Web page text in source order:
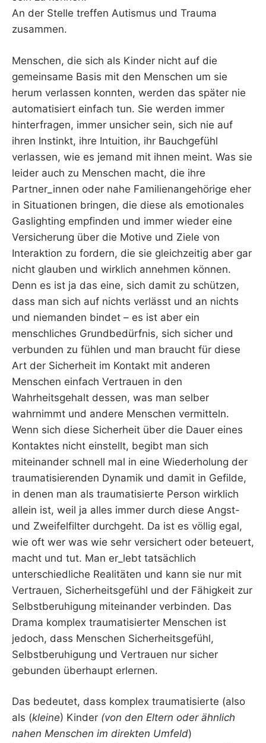
An der Stelle treffen Autismus und Trauma
zusammen.
Menschen, die sich als Kinder nicht auf die
gemeinsame Basis mit den Menschen um sie
herum verlassen konnten, werden das später nie
automatisiert einfach tun. Sie werden immer
hinterfragen, immer unsicher sein, sich nie auf
ihren Instinkt, ihre Intuition, ihr Bauchgefühl
verlassen, wie es jemand mit ihnen meint. Was sie
leider auch zu Menschen macht, die ihre
Partner_innen oder nahe Familienangehörige eher
in Situationen bringen, die diese als emotionales
Gaslighting empfinden und immer wieder eine
Versicherung über die Motive und Ziele von
Interaktion zu fordern, die sie gleichzeitig aber gar
nicht glauben und wirklich annehmen können.
Denn es ist ja das eine, sich damit zu schützen,
dass man sich auf nichts verlässt und an nichts
und niemanden bindet – es ist aber ein
menschliches Grundbedürfnis, sich sicher und
verbunden zu fühlen und man braucht für diese
Art der Sicherheit im Kontakt mit anderen
Menschen einfach Vertrauen in den
Wahrheitsgehalt dessen, was man selber
wahrnimmt und andere Menschen vermitteln.
Wenn sich diese Sicherheit über die Dauer eines
Kontaktes nicht einstellt, begibt man sich
miteinander schnell mal in eine Wiederholung der
traumatisierenden Dynamik und damit in Gefilde,
in denen man als traumatisierte Person wirklich
allein ist, weil ja alles immer durch diese Angst-
und Zweifelfilter durchgeht. Da ist es völlig egal,
wie oft wer was wie sehr versichert oder beteuert,
macht und tut. Man er_lebt tatsächlich
unterschiedliche Realitäten und kann sie nur mit
Vertrauen, Sicherheitsgefühl und der Fähigkeit zur
Selbstberuhigung miteinander verbinden. Das
Drama komplex traumatisierter Menschen ist
jedoch, dass Menschen Sicherheitsgefühl,
Selbstberuhigung und Vertrauen nur sicher
gebunden überhaupt erlernen.
Das bedeutet, dass komplex traumatisierte (also
als (kleine) Kinder (von den Eltern oder ähnlich
nahen Menschen im direkten Umfeld)